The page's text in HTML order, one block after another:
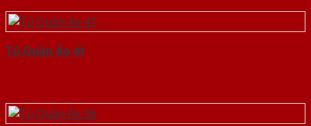
Tủ Quần Áo 41